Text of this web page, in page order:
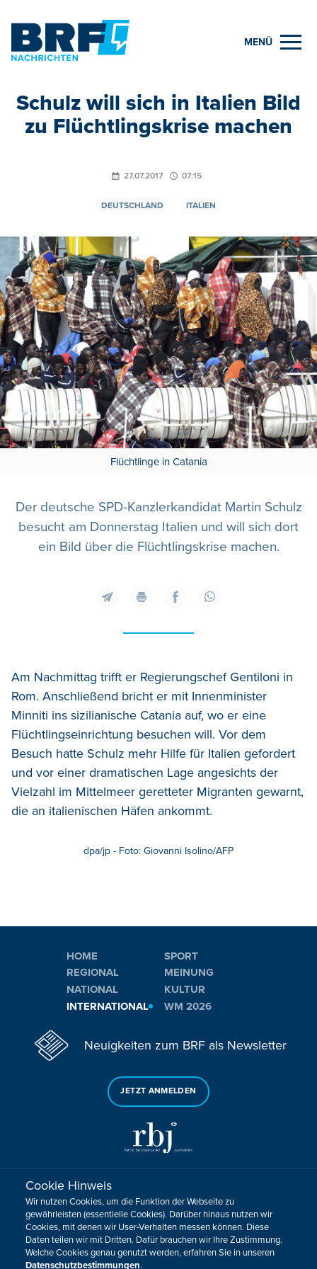
MENÜ
Schulz will sich in Italien Bild
zu Flüchtlingskrise machen
27.07.2017 07:15
DEUTSCHLAND ITALIEN
Flüchtlinge in Catania
Der deutsche SPD-Kanzlerkandidat Martin Schulz
besucht am Donnerstag Italien und will sich dort
ein Bild über die Flüchtlingskrise machen.
Am Nachmittag trifft er Regierungschef Gentiloni in
Rom. Anschließend bricht er mit Innenminister
Minniti ins sizilianische Catania auf, wo er eine
Flüchtlingseinrichtung besuchen will. Vor dem
Besuch hatte Schulz mehr Hilfe für Italien gefordert
und vor einer dramatischen Lage angesichts der
Vielzahl im Mittelmeer geretteter Migranten gewarnt,
die an italienischen Häfen ankommt.
dpa/jp - Foto: Giovanni Isolino/AFP
HOME
REGIONAL
NATIONAL
INTERNATIONAL
SPORT
MEINUNG
KULTUR
WM 2026
Neuigkeiten zum BRF als Newsletter
JETZT ANMELDEN
Sie haben noch Fragen oder Anmerkungen?
Impressum Datenschutz Kontakt
Barrierefreiheit
Cookie-Zustimmung anpassen
Cookie Hinweis
Wir nutzen Cookies, um die Funktion der Webseite zu
gewährleisten (essentielle Cookies). Darüber hinaus nutzen wir
Cookies, mit denen wir User-Verhalten messen können. Diese
Daten teilen wir mit Dritten. Dafür brauchen wir Ihre Zustimmung.
Welche Cookies genau genutzt werden, erfahren Sie in unseren
Datenschutzbestimmungen.